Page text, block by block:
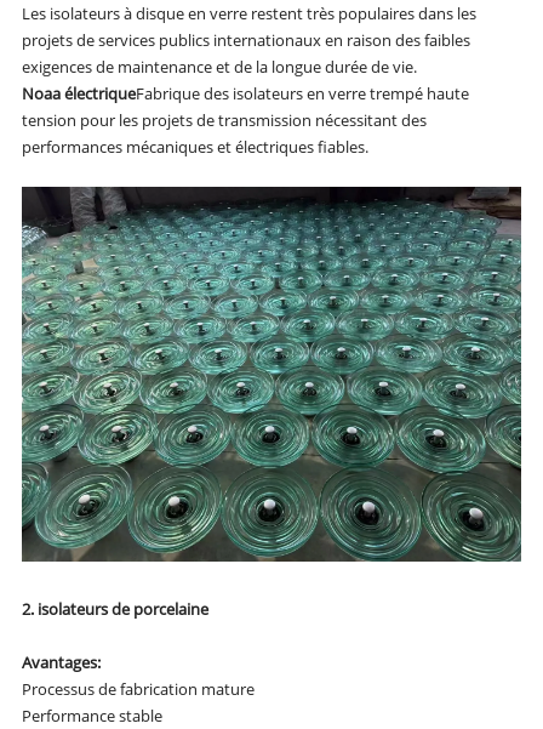
Les isolateurs à disque en verre restent très populaires dans les
projets de services publics internationaux en raison des faibles
exigences de maintenance et de la longue durée de vie.
Noaa électriqueFabrique des isolateurs en verre trempé haute
tension pour les projets de transmission nécessitant des
performances mécaniques et électriques fiables.
2. isolateurs de porcelaine
Avantages:
Processus de fabrication mature
Performance stable